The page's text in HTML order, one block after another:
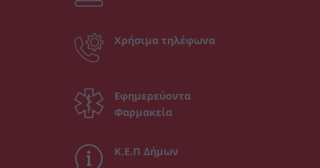
Χρήσιμα τηλέφωνα
Εφημερεύοντα
Φαρμακεία
Κ.Ε.Π Δήμων